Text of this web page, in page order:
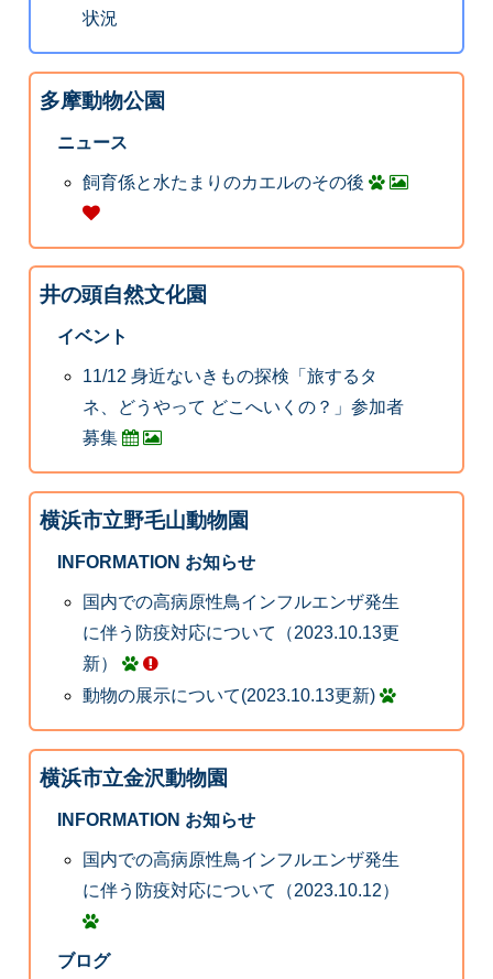
状況
多摩動物公園
ニュース
飼育係と水たまりのカエルのその後
井の頭自然文化園
イベント
11/12 身近ないきもの探検「旅するタ
ネ、どうやって どこへいくの？」参加者
募集
横浜市立野毛山動物園
INFORMATION お知らせ
国内での高病原性鳥インフルエンザ発生
に伴う防疫対応について（2023.10.13更
新）
動物の展示について(2023.10.13更新)
横浜市立金沢動物園
INFORMATION お知らせ
国内での高病原性鳥インフルエンザ発生
に伴う防疫対応について（2023.10.12）
ブログ